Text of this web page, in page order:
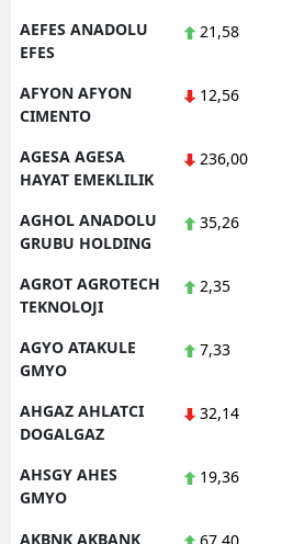
AEFES ANADOLU
EFES
21,58
AFYON AFYON
CIMENTO
12,56
AGESA AGESA
HAYAT EMEKLILIK
236,00
AGHOL ANADOLU
GRUBU HOLDING
35,26
AGROT AGROTECH
TEKNOLOJI
2,35
AGYO ATAKULE
GMYO
7,33
AHGAZ AHLATCI
DOGALGAZ
32,14
AHSGY AHES
GMYO
19,36
AKBNK AKBANK